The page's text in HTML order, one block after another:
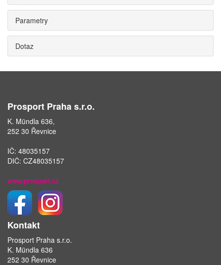
Parametry
Dotaz
Prosport Praha s.r.o.
K. Mündla 636,
252 30 Řevnice
IČ: 48035157
DIČ: CZ48035157
www.prosport.cz
Kontakt
Prosport Praha s.r.o.
K. Mündla 636
252 30 Řevnice